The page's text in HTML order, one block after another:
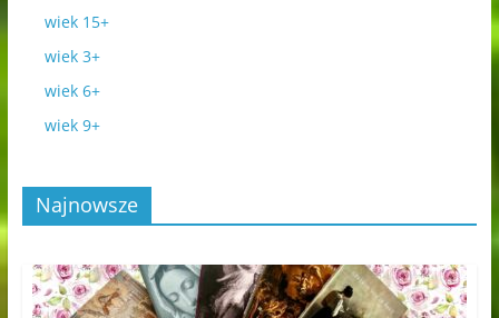
wiek 15+
wiek 3+
wiek 6+
wiek 9+
Najnowsze